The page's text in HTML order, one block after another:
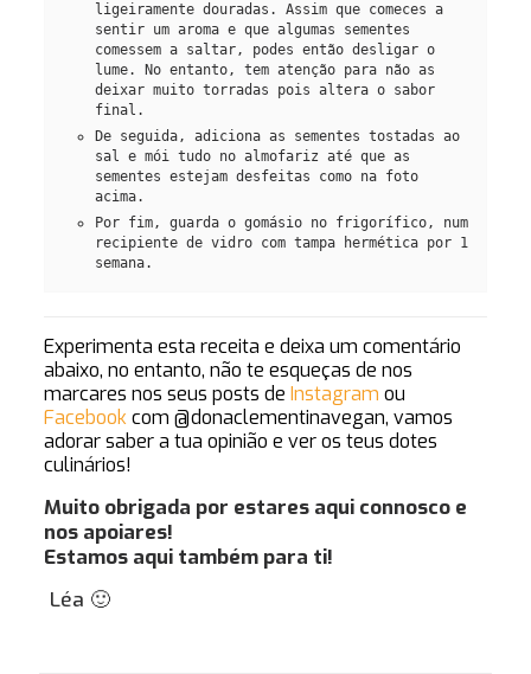
ligeiramente douradas. Assim que comeces a
sentir um aroma e que algumas sementes
comessem a saltar, podes então desligar o
lume. No entanto, tem atenção para não as
deixar muito torradas pois altera o sabor
final.
De seguida, adiciona as sementes tostadas ao
sal e mói tudo no almofariz até que as
sementes estejam desfeitas como na foto
acima.
Por fim, guarda o gomásio no frigorífico, num
recipiente de vidro com tampa hermética por 1
semana.
Experimenta esta receita e deixa um comentário
abaixo, no entanto, não te esqueças de nos
marcares nos seus posts de Instagram ou
Facebookcom @donaclementinavegan, vamos
adorar saber a tua opinião e ver os teus dotes
culinários!
Muito obrigada por estares aqui connosco e
nos apoiares!
Estamos aqui também para ti!
Léa 🙂Gostas de Bolos?